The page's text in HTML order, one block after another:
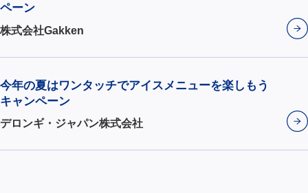
ペーン
株式会社Gakken
今年の夏はワンタッチでアイスメニューを楽しもう
キャンペーン
デロンギ・ジャパン株式会社